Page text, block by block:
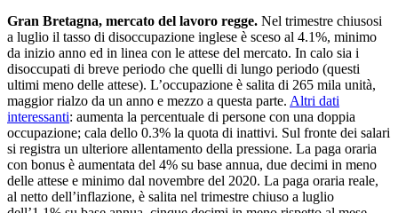
Gran Bretagna, mercato del lavoro regge. Nel trimestre chiusosi
a luglio il tasso di disoccupazione inglese è sceso al 4.1%, minimo
da inizio anno ed in linea con le attese del mercato. In calo sia i
disoccupati di breve periodo che quelli di lungo periodo (questi
ultimi meno delle attese). L’occupazione è salita di 265 mila unità,
maggior rialzo da un anno e mezzo a questa parte. Altri dati
interessanti: aumenta la percentuale di persone con una doppia
occupazione; cala dello 0.3% la quota di inattivi. Sul fronte dei salari
si registra un ulteriore allentamento della pressione. La paga oraria
con bonus è aumentata del 4% su base annua, due decimi in meno
delle attese e minimo dal novembre del 2020. La paga oraria reale,
al netto dell’inflazione, è salita nel trimestre chiuso a luglio